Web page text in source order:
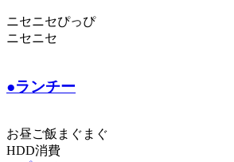
ニセニセぴっぴ
ニセニセ
●ランチー
お昼ご飯まぐまぐ
HDD消費